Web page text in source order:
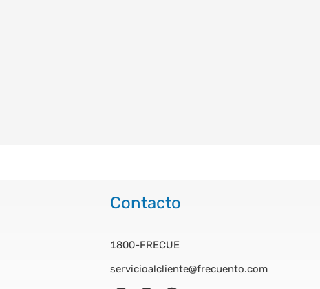
Contacto
1800-FRECUE
servicioalcliente@frecuento.com